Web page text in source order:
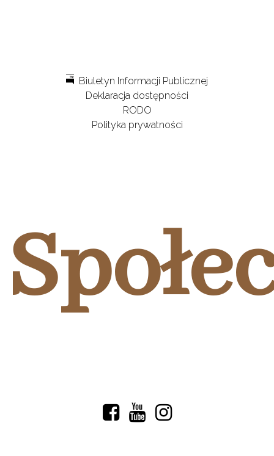
Biuletyn Informacji Publicznej
Deklaracja dostępności
RODO
Polityka prywatności